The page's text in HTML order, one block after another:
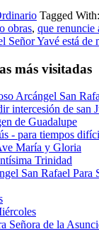
Tagged With:
obras, que renuncie
Señor Yavé está de
más visitadas
Arcángel San
intercesión de san
de Guadalupe
- para tiempos
María y Gloria
Trinidad
San Rafael Para
Señora de la